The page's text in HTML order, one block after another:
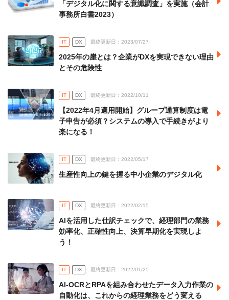
「デジタル化に関する意識調査」を実施（会計
事務所白書2023）
IT DX 最終更新日：2023/07/27
2025年の崖とは？企業がDXを実現できない理由
とその危険性
IT DX 最終更新日：2022/10/11
【2022年4月適用開始】グループ通算制度は電
子申告が必須？システムの導入で手続きがより
楽になる！
IT DX 最終更新日：2022/05/17
生産性向上の鍵を握る中小企業のデジタル化
IT DX 最終更新日：2022/02/15
AIを活用した仕訳チェックで、経理部門の業務
効率化、正確性向上、決算早期化を実現しよ
う！
IT DX 最終更新日：2022/01/25
AI-OCRとRPAを組み合わせたデータ入力作業の
自動化は、これからの経理業務をどう変える